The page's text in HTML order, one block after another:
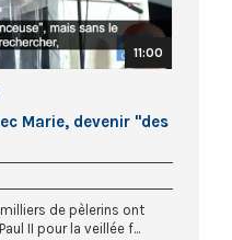
11:00
Marie, devenir "des
de pèlerins ont
II pour la veillée f...